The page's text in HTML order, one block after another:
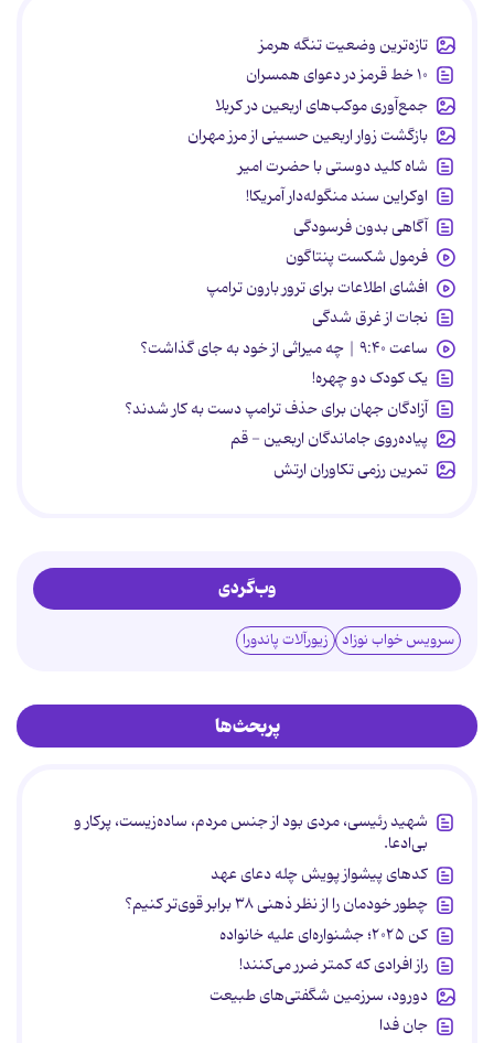
تازه‌ترین وضعیت تنگه هرمز
۱۰ خط قرمز در دعوای همسران
جمع‌آوری موکب‌های اربعین در کربلا
بازگشت زوار اربعین حسینی از مرز مهران
شاه کلید دوستی با حضرت امیر
اوکراین سند منگوله‌دار آمریکا!
آگاهی بدون فرسودگی
فرمول شکست پنتاگون
افشای اطلاعات برای ترور بارون ترامپ
نجات از غرق شدگی
ساعت ۹:۴۰ | چه میراثی از خود به جای گذاشت؟
یک کودک دو چهره!
آزادگان جهان برای حذف ترامپ دست به کار شدند؟
پیاده‌روی جاماندگان اربعین - قم
تمرین رزمی تکاوران ارتش
وب‌گردی
سرویس خواب نوزاد زیورآلات پاندورا
پربحث‌ها
شهید رئیسی، مردی بود از جنس مردم، ساده‌زیست، پرکار و
بی‌ادعا.
کدهای پیشواز پویش چله دعای عهد
چطور خودمان را از نظر ذهنی ۳۸ برابر قوی‌تر کنیم؟
کن ۲۰۲۵؛ جشنواره‌ای علیه خانواده
راز افرادی که کمتر ضرر می‌کنند!
دورود، سرزمین شگفتی‌های طبیعت
جان فدا